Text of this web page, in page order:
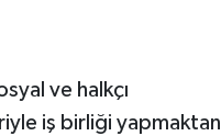
ve halkçı
iş birliği yapmaktan